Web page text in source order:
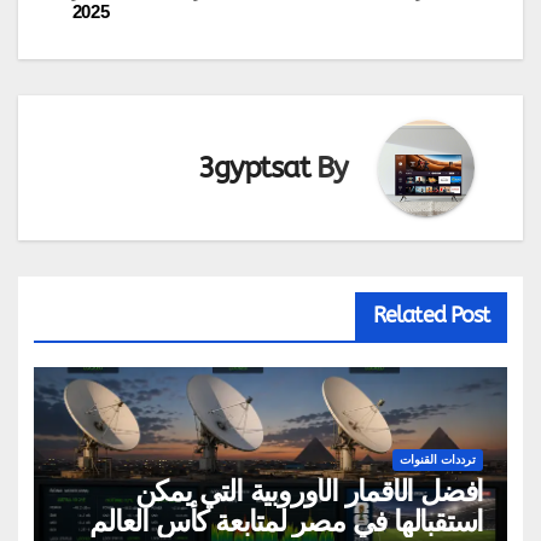
2025
By
3gyptsat
Related Post
ترددات القنوات
أفضل الأقمار الأوروبية التي يمكن
استقبالها في مصر لمتابعة كأس العالم